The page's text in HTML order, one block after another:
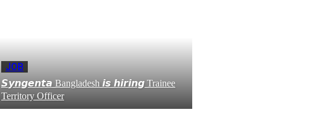
JOB
𝙎𝙮𝙣𝙜𝙚𝙣𝙩𝙖 Bangladesh 𝙞𝙨 𝙝𝙞𝙧𝙞𝙣𝙜 Trainee
Territory Officer